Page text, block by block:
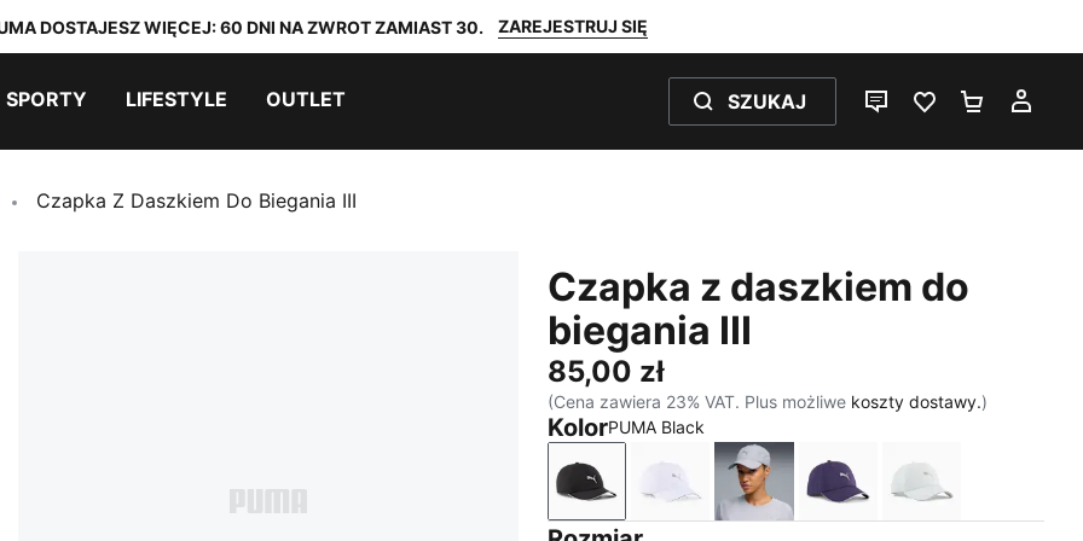
DOSTAJESZ WIĘCEJ: 60 DNI NA ZWROT ZAMIAST 30. ZAREJESTRUJ SIĘ
SPORTY LIFESTYLE OUTLET SZUKAJ
CZAT NA ŻYWO
ULUBIONE 0
KOSZYK
Czapka Z Daszkiem Do Biegania III
Czapka z daszkiem do
biegania III
85,00 zł
(Cena zawiera 23% VAT. Plus możliwe koszty dostawy.)
KolorPUMA Black
PUMA BlackPUMA WhiteVibrant SilverDeep PlumCréme De Mint